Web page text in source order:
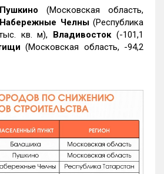
Пушкино (Московская область,
Набережные Челны(Республика
кв. м), Владивосток(-101,1
(Московская область, -94,2